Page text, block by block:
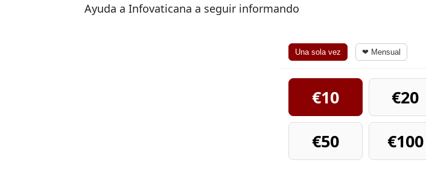
Ayuda a Infovaticana a seguir informando
Una sola vez ❤ Mensual
€10 €20
€50
€100